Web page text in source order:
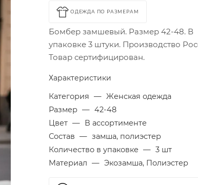
ОДЕЖДА ПО РАЗМЕРАМ
Бомбер замшевый. Размер 42-48. В
упаковке 3 штуки. Производство
Товар сертифицирован.
Характеристики
Категория — Женская одежда
Размер — 42-48
Цвет — В ассортименте
Состав — замша, полиэстер
Количество в упаковке — 3 шт
Материал — Экозамша, Полиэстер